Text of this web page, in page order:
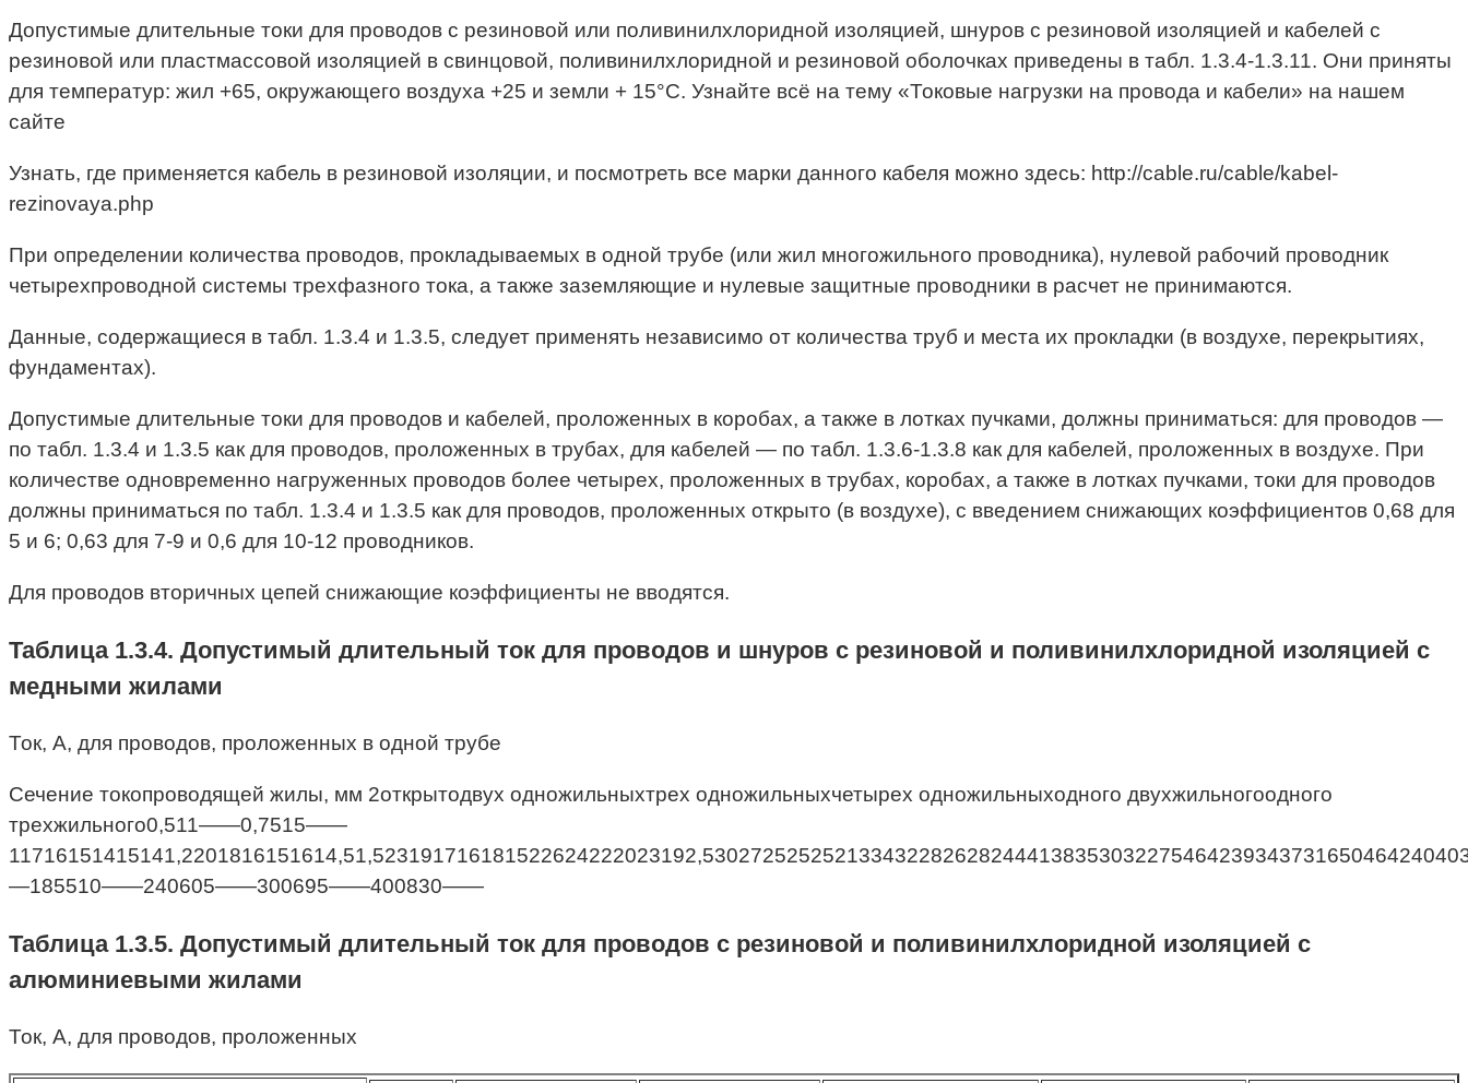
Допустимые длительные токи для проводов с резиновой или поливинилхлоридной изоляцией, шнуров с резиновой изоляцией и кабелей с
резиновой или пластмассовой изоляцией в свинцовой, поливинилхлоридной и резиновой оболочках приведены в табл. 1.3.4-1.3.11. Они приняты
для температур: жил +65, окружающего воздуха +25 и земли + 15°С. Узнайте всё на тему «Токовые нагрузки на провода и кабели» на нашем
сайте
Узнать, где применяется кабель в резиновой изоляции, и посмотреть все марки данного кабеля можно здесь: http://cable.ru/cable/kabel-
rezinovaya.php
При определении количества проводов, прокладываемых в одной трубе (или жил многожильного проводника), нулевой рабочий проводник
четырехпроводной системы трехфазного тока, а также заземляющие и нулевые защитные проводники в расчет не принимаются.
Данные, содержащиеся в табл. 1.3.4 и 1.3.5, следует применять независимо от количества труб и места их прокладки (в воздухе, перекрытиях,
фундаментах).
Допустимые длительные токи для проводов и кабелей, проложенных в коробах, а также в лотках пучками, должны приниматься: для проводов —
по табл. 1.3.4 и 1.3.5 как для проводов, проложенных в трубах, для кабелей — по табл. 1.3.6-1.3.8 как для кабелей, проложенных в воздухе. При
количестве одновременно нагруженных проводов более четырех, проложенных в трубах, коробах, а также в лотках пучками, токи для проводов
должны приниматься по табл. 1.3.4 и 1.3.5 как для проводов, проложенных открыто (в воздухе), с введением снижающих коэффициентов 0,68 для
5 и 6; 0,63 для 7-9 и 0,6 для 10-12 проводников.
Для проводов вторичных цепей снижающие коэффициенты не вводятся.
Таблица 1.3.4. Допустимый длительный ток для проводов и шнуров с резиновой и поливинилхлоридной изоляцией с
медными жилами
Ток, А, для проводов, проложенных в одной трубе
Сечение токопроводящей жилы, мм 2открытодвух одножильныхтрех одножильныхчетырех одножильныходного двухжильногоодного
трехжильного0,511——0,7515——
—185510——240605——300695——400830——
Таблица 1.3.5. Допустимый длительный ток для проводов с резиновой и поливинилхлоридной изоляцией с
алюминиевыми жилами
Ток, А, для проводов, проложенных